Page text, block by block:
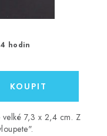
hodin
7,3 x 2,4 cm. Z